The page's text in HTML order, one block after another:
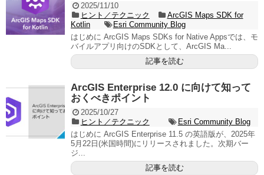
2025/11/10
ヒント／テクニック
ArcGIS Maps SDK for
Kotlin
Esri Community Blog
はじめに ArcGIS Maps SDKs for Native Appsでは、モ
バイルアプリ向けのSDKとして、ArcGIS Ma...
記事を読む
ArcGIS Enterprise 12.0 に向けて知って
おくべきポイント
2025/10/27
ヒント／テクニック
Esri Community Blog
はじめに ArcGIS Enterprise 11.5 の英語版が、2025年
5月22日(米国時間)にリリースされました。次期バー
ジ...
記事を読む